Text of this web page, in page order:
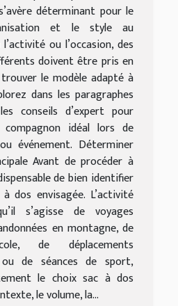
déterminant pour le
et le style au
ou l’occasion, des
doivent être pris en
le modèle adapté à
dans les paragraphes
conseils d’expert pour
idéal lors de
événement. Déterminer
Avant de procéder à
de bien identifier
dos envisagée. L’activité
s’agisse de voyages
en montagne, de
de déplacements
ou de séances de sport,
le choix sac à dos
le volume, la...